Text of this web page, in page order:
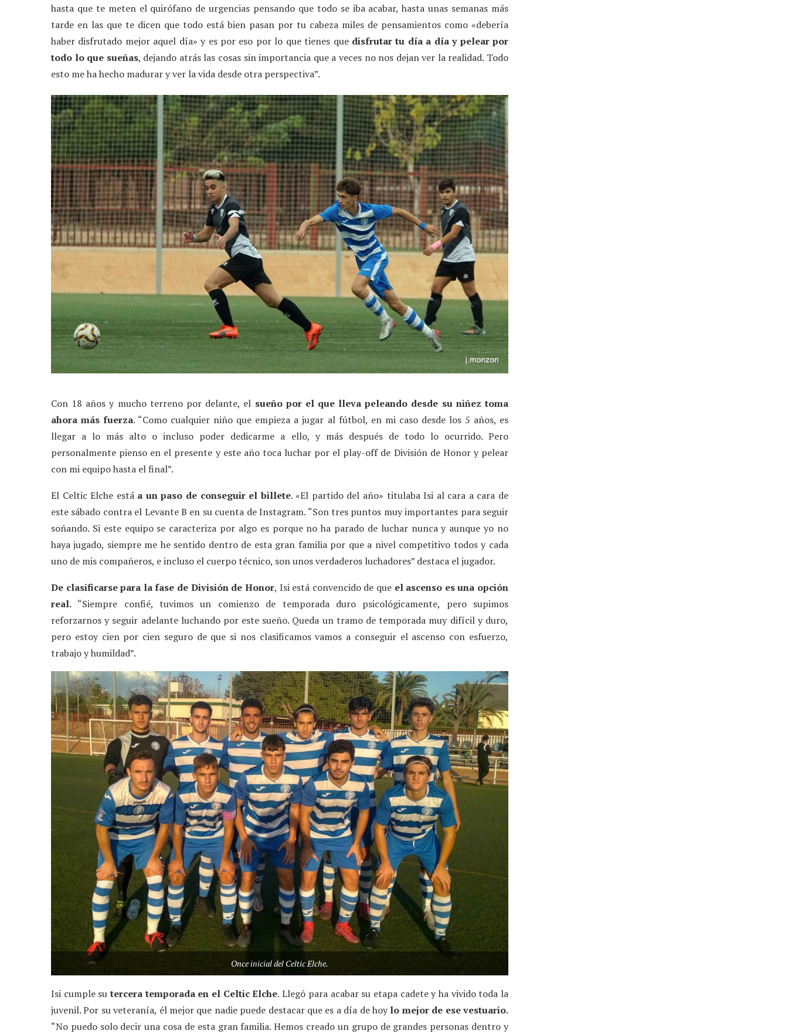
hasta que te meten el quirófano de urgencias pensando que todo se iba acabar, hasta unas semanas más
tarde en las que te dicen que todo está bien pasan por tu cabeza miles de pensamientos como «debería
haber disfrutado mejor aquel día» y es por eso por lo que tienes que disfrutar tu día a día y pelear por
todo lo que sueñas, dejando atrás las cosas sin importancia que a veces no nos dejan ver la realidad. Todo
esto me ha hecho madurar y ver la vida desde otra perspectiva”.
Con 18 años y mucho terreno por delante, el sueño por el que lleva peleando desde su niñez toma
ahora más fuerza. “Como cualquier niño que empieza a jugar al fútbol, en mi caso desde los 5 años, es
llegar a lo más alto o incluso poder dedicarme a ello, y más después de todo lo ocurrido. Pero
personalmente pienso en el presente y este año toca luchar por el play-off de División de Honor y pelear
con mi equipo hasta el final”.
El Celtic Elche está a un paso de conseguir el billete. «El partido del año» titulaba Isi al cara a cara de
este sábado contra el Levante B en su cuenta de Instagram. “Son tres puntos muy importantes para seguir
soñando. Si este equipo se caracteriza por algo es porque no ha parado de luchar nunca y aunque yo no
haya jugado, siempre me he sentido dentro de esta gran familia por que a nivel competitivo todos y cada
uno de mis compañeros, e incluso el cuerpo técnico, son unos verdaderos luchadores” destaca el jugador.
De clasificarse para la fase de División de Honor, Isi está convencido de que el ascenso es una opción
real. “Siempre confié, tuvimos un comienzo de temporada duro psicológicamente, pero supimos
reforzarnos y seguir adelante luchando por este sueño. Queda un tramo de temporada muy difícil y duro,
pero estoy cien por cien seguro de que si nos clasificamos vamos a conseguir el ascenso con esfuerzo,
trabajo y humildad”.
Once inicial del Celtic Elche.
Isi cumple sutercera temporada en el Celtic Elche. Llegó para acabar su etapa cadete y ha vivido toda la
juvenil. Por su veteranía, él mejor que nadie puede destacar que es a día de hoylo mejor de ese vestuario.
“No puedo solo decir una cosa de esta gran familia. Hemos creado un grupo de grandes personas dentro y